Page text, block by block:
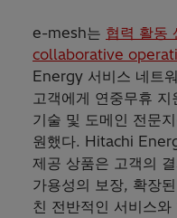
e-mesh는 협력 활동
collaborative
Energy 서비스 네트
고객에게 연중무휴
기술 및 도메인 전문
원했다. Hitachi
제공 상품은 고객의
가용성의 보장, 확장
친 전반적인 서비스